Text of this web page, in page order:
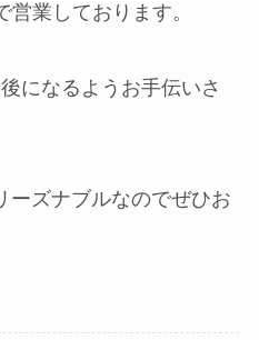
業しております。
になるようお手伝いさ
ーズナブルなのでぜひお